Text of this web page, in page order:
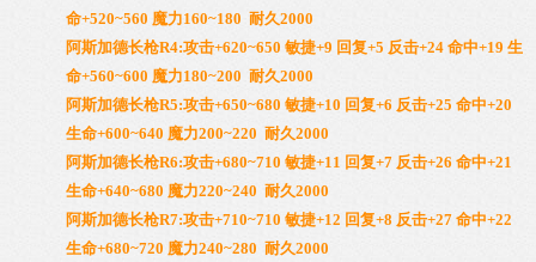
命+520~560 魔力160~180 耐久2000
阿斯加德长枪R4:攻击+620~650 敏捷+9 回复+5 反击+24 命中+19 生
命+560~600 魔力180~200 耐久2000
阿斯加德长枪R5:攻击+650~680 敏捷+10 回复+6 反击+25 命中+20
生命+600~640 魔力200~220 耐久2000
阿斯加德长枪R6:攻击+680~710 敏捷+11 回复+7 反击+26 命中+21
生命+640~680 魔力220~240 耐久2000
阿斯加德长枪R7:攻击+710~710 敏捷+12 回复+8 反击+27 命中+22
生命+680~720 魔力240~280 耐久2000